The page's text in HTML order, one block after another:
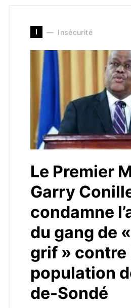
I Insécurité
Le Premier
Garry
condamne
du gang de
grif » contre
population
de-Sondé